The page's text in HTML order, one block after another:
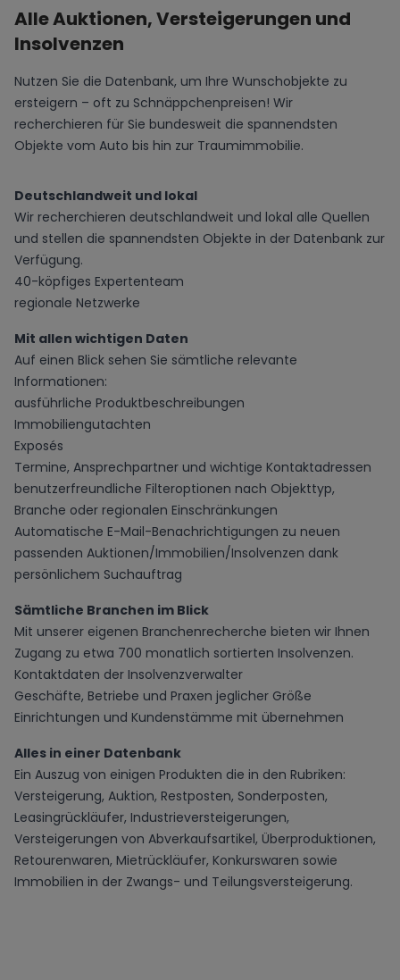
Alle Auktionen, Versteigerungen und
Insolvenzen
Nutzen Sie die Datenbank, um Ihre Wunschobjekte zu
ersteigern – oft zu Schnäppchenpreisen! Wir
recherchieren für Sie bundesweit die spannendsten
Objekte vom Auto bis hin zur Traumimmobilie.
Deutschlandweit und lokal
Wir recherchieren deutschlandweit und lokal alle Quellen
und stellen die spannendsten Objekte in der Datenbank zur
Verfügung.
40-köpfiges Expertenteam
regionale Netzwerke
Mit allen wichtigen Daten
Auf einen Blick sehen Sie sämtliche relevante
Informationen:
ausführliche Produktbeschreibungen
Immobiliengutachten
Exposés
Termine, Ansprechpartner und wichtige Kontaktadressen
benutzerfreundliche Filteroptionen nach Objekttyp,
Branche oder regionalen Einschränkungen
Automatische E-Mail-Benachrichtigungen zu neuen
passenden Auktionen/Immobilien/Insolvenzen dank
persönlichem Suchauftrag
Sämtliche Branchen im Blick
Mit unserer eigenen Branchenrecherche bieten wir Ihnen
Zugang zu etwa 700 monatlich sortierten Insolvenzen.
Kontaktdaten der Insolvenzverwalter
Geschäfte, Betriebe und Praxen jeglicher Größe
Einrichtungen und Kundenstämme mit übernehmen
Alles in einer Datenbank
Ein Auszug von einigen Produkten die in den Rubriken:
Versteigerung, Auktion, Restposten, Sonderposten,
Leasingrückläufer, Industrieversteigerungen,
Versteigerungen von Abverkaufsartikel, Überproduktionen,
Retourenwaren, Mietrückläufer, Konkurswaren sowie
Immobilien in der Zwangs- und Teilungsversteigerung.